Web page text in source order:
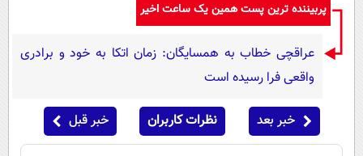
پربیننده ترین پست همین یک ساعت اخیر
عراقچی خطاب به همسایگان: زمان اتکا به خود و برادری
واقعی فرا رسیده است
خبر بعد نظرات کاربران خبر قبل